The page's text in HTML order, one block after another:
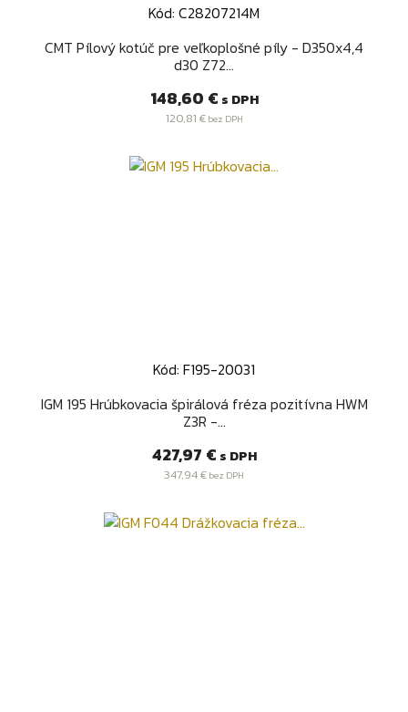
Kód: C28207214M
CMT Pílový kotúč pre veľkoplošné píly - D350x4,4
d30 Z72...
Cena
148,60 € s DPH
120,81 €bez DPH
Kód: F195-20031
IGM 195 Hrúbkovacia špirálová fréza pozitívna HWM
Z3R -...
Cena
427,97 € s DPH
347,94 € bez DPH